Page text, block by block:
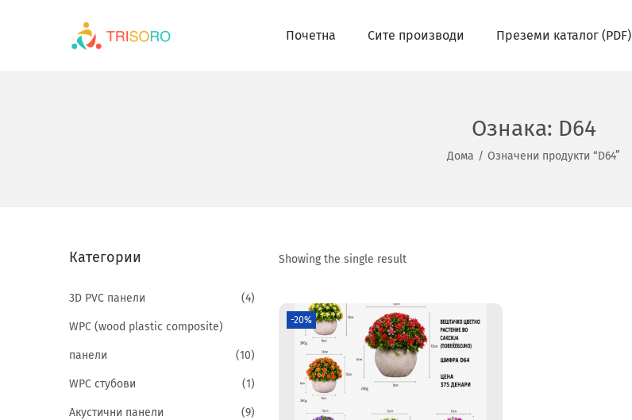
Почетна Сите производи Преземи каталог (PDF)
Ознака: D64
Дома / Означени продукти “D64”
Showing the single result
-20%
Категории
3D PVC панели (4)
WPC (wood plastic composite)
панели (10)
WPC стубови (1)
Акустични панели (9)